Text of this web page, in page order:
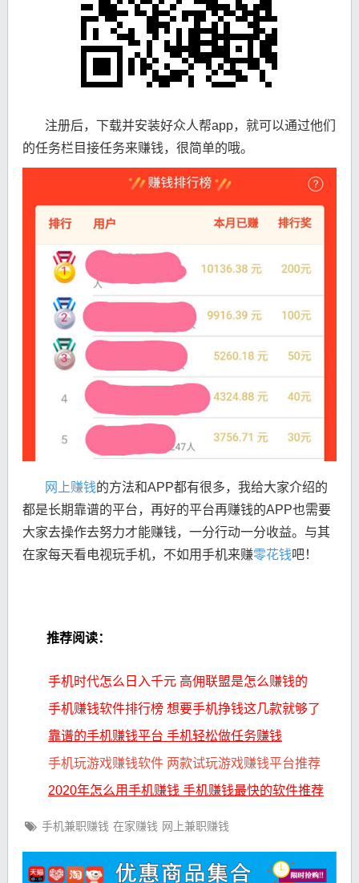
注册后，下载并安装好众人帮app，就可以通过他们
的任务栏目接任务来赚钱，很简单的哦。
网上赚钱的方法和APP都有很多，我给大家介绍的
都是长期靠谱的平台，再好的平台再赚钱的APP也需要
大家去操作去努力才能赚钱，一分行动一分收益。与其
在家每天看电视玩手机，不如用手机来赚零花钱吧！
推荐阅读：
手机时代怎么日入千元 高佣联盟是怎么赚钱的
手机赚钱软件排行榜 想要手机挣钱这几款就够了
靠谱的手机赚钱平台 手机轻松做任务赚钱
手机玩游戏赚钱软件 两款试玩游戏赚钱平台推荐
2020年怎么用手机赚钱 手机赚钱最快的软件推荐
手机兼职赚钱 在家赚钱 网上兼职赚钱